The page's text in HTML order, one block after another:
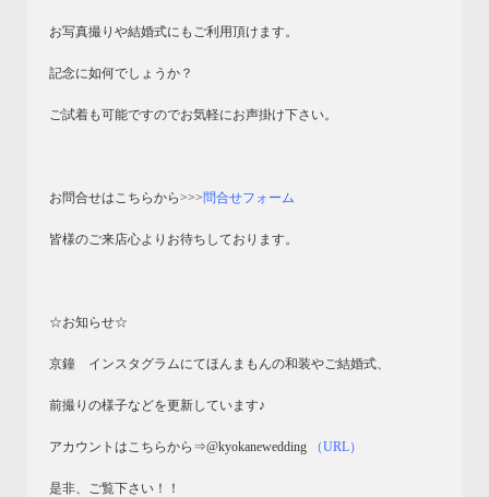
お写真撮りや結婚式にもご利用頂けます。
記念に如何でしょうか？
ご試着も可能ですのでお気軽にお声掛け下さい。
お問合せはこちらから>>>問合せフォーム
皆様のご来店心よりお待ちしております。
☆お知らせ☆
京鐘 インスタグラムにてほんまもんの和装やご結婚式、
前撮りの様子などを更新しています♪
アカウントはこちらから⇒@kyokanewedding （URL）
是非、ご覧下さい！！